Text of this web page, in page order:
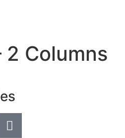
2 Columns